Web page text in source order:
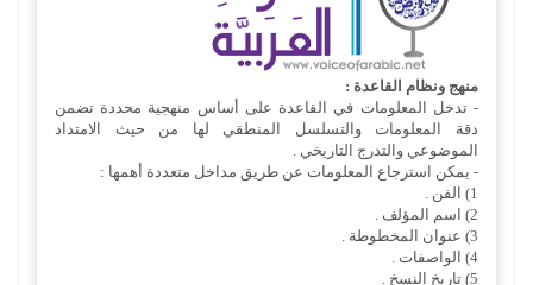
منهج ونظام القاعدة :
- تدخل المعلومات في القاعدة على أساس منهجية محددة تضمن
دقة المعلومات والتسلسل المنطقي لها من حيث الامتداد
الموضوعي والتدرج التاريخي .
- يمكن استرجاع المعلومات عن طريق مداخل متعددة أهمها :
1) الفن .
2) اسم المؤلف .
3) عنوان المخطوطة .
4) الواصفات .
5) تاريخ النسخ .